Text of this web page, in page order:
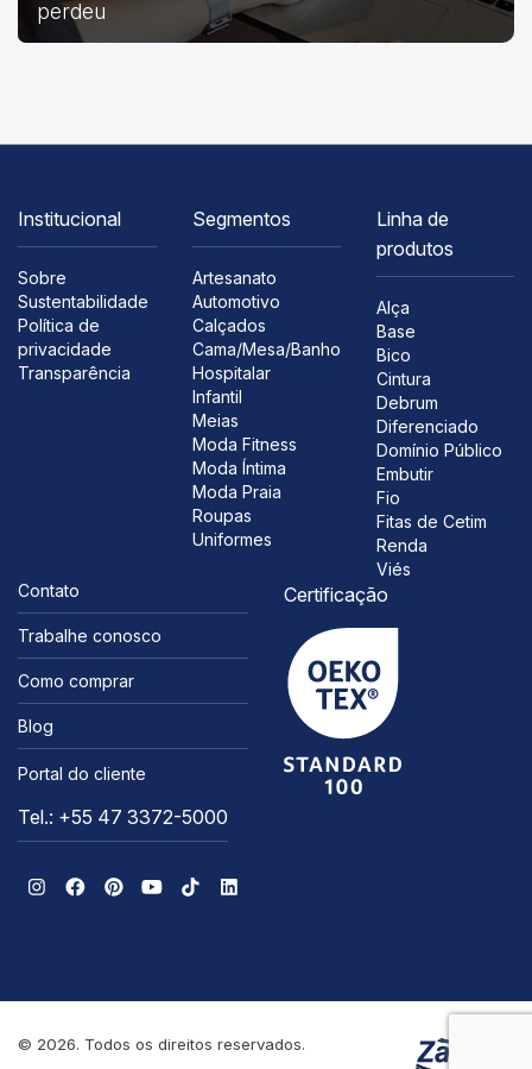
perdeu
Institucional
Sobre
Sustentabilidade
Política de
privacidade
Transparência
Segmentos
Artesanato
Automotivo
Calçados
Cama/Mesa/Banho
Hospitalar
Infantil
Meias
Moda Fitness
Moda Íntima
Moda Praia
Roupas
Uniformes
Linha de
produtos
Alça
Base
Bico
Cintura
Debrum
Diferenciado
Domínio Público
Embutir
Fio
Fitas de Cetim
Renda
Viés
Contato
Trabalhe conosco
Como comprar
Blog
Portal do cliente
Tel.: +55 47 3372-5000
Certificação
© 2026. Todos os direitos reservados.